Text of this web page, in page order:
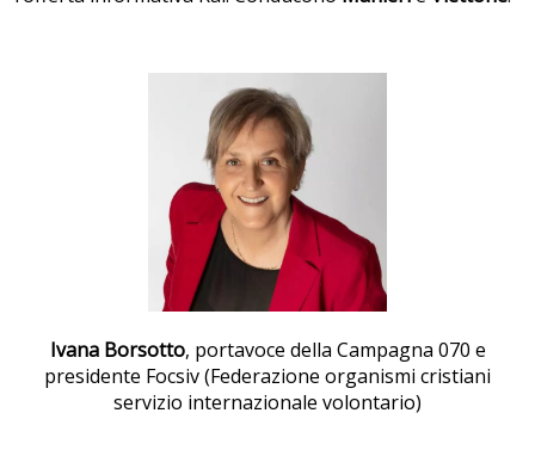
Ivana Borsotto, portavoce della Campagna 070 e
presidente Focsiv (Federazione organismi cristiani
servizio internazionale volontario)